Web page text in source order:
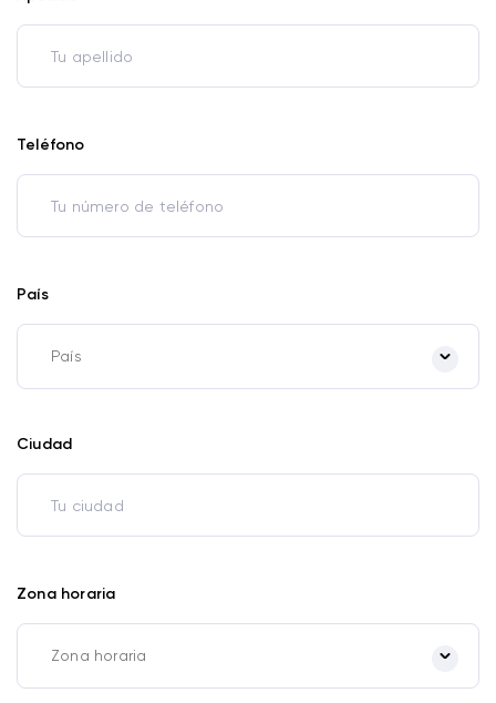
Teléfono
País
Ciudad
Zona horaria